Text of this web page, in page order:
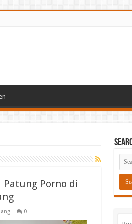
Porno di
0